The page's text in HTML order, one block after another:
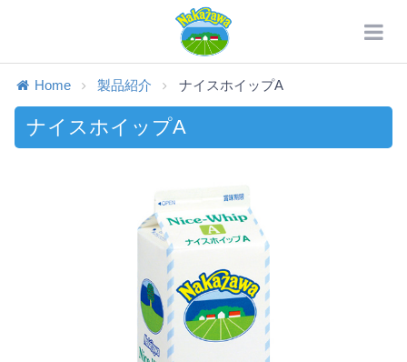
Home 製品紹介 ナイスホイップA
ナイスホイップA